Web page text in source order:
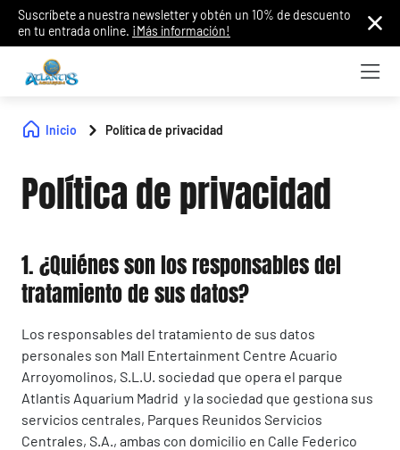
Suscríbete a nuestra newsletter y obtén un 10% de descuento
en tu entrada online. ¡Más información!
Inicio Política de privacidad
Política de privacidad
1. ¿Quiénes son los responsables del
tratamiento de sus datos?
Los responsables del tratamiento de sus datos
personales son Mall Entertainment Centre Acuario
Arroyomolinos, S.L.U. sociedad que opera el parque
Atlantis Aquarium Madrid y la sociedad que gestiona sus
servicios centrales, Parques Reunidos Servicios
Centrales, S.A., ambas con domicilio en Calle Federico